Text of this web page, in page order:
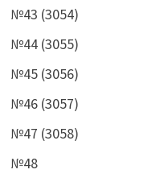
№43 (3054)
№44 (3055)
№45 (3056)
№46 (3057)
№47 (3058)
№48